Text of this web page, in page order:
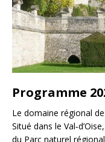
Programme
Le domaine régional
Situé dans le
du Parc naturel